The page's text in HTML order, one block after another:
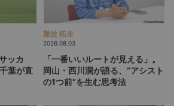
ッカ
葉が直
難波 拓未
2026.08.03
「一番いいルートが見える」。
岡山・西川潤が語る、“アシスト
の1つ前”を生む思考法